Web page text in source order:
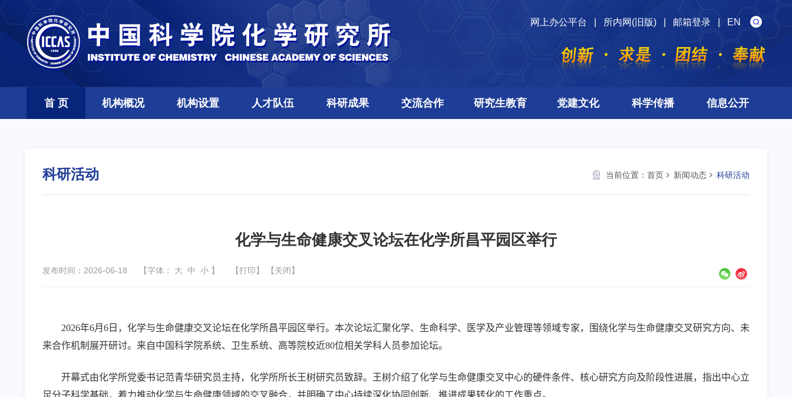
网上办公平台 所内网(旧版) 邮箱登录 |EN
首 页 机构概况 机构设置 人才队伍 科研成果 交流合作 研究生教育 党建文化 科学传播 信息公开
当前位置： 首页 新闻动态 科研活动
科研活动
化学与生命健康交叉论坛在化学所昌平园区举行
发布时间：2026-06-18 【字体： 大 中 小 】 【打印】 【关闭】
2026年6月 6日，化学与生命健康交叉论坛在化学所昌平园区举行。本次论坛汇聚化学、生命科学、医学及产业管理等领域专家，围绕化学与生命健康交叉研究方向、未
来合作机制展开研讨。来自中国科学院系统、卫生系统、高等院校近80位相关学科人员参加论坛。
开幕式由化学所党委书记范青华研究员主持，化学所所长王树研究员致辞。王树介绍了化学与生命健康交叉中心的硬件条件、核心研究方向及阶段性进展，指出中心立
足分子科学基础，着力推动化学与生命健康领域的交叉融合，并明确了中心持续深化协同创新、推进成果转化的工作重点。